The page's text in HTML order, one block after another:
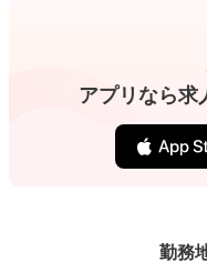
アプリなら求
勤務